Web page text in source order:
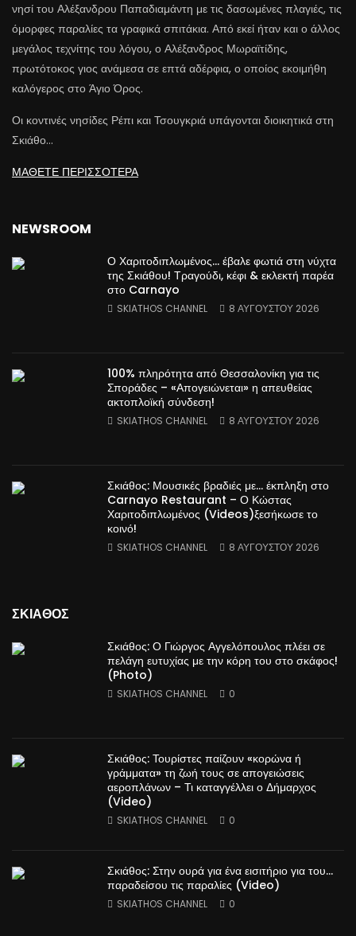
νησί του Αλέξανδρου Παπαδιαμάντη με τις δασωμένες πλαγιές, τις
όμορφες παραλίες τα γραφικά σπιτάκια. Από εκεί ήταν και ο άλλος
μεγάλος τεχνίτης του λόγου, ο Αλέξανδρος Μωραϊτίδης,
πρωτότοκος γιος ανάμεσα σε επτά αδέρφια, ο οποίος εκοιμήθη
καλόγερος στο Άγιο Όρος.
Οι κοντινές νησίδες Ρέπι και Τσουγκριά υπάγονται διοικητικά στη
Σκιάθο…
ΜΑΘΕΤΕ ΠΕΡΙΣΣΟΤΕΡΑ
NEWSROOM
Ο Χαριτοδιπλωμένος… έβαλε φωτιά στη νύχτα
της Σκιάθου! Τραγούδι, κέφι & εκλεκτή παρέα
στο Carnayo
SKIATHOS CHANNEL 8 ΑΥΓΟΎΣΤΟΥ 2026
100% πληρότητα από Θεσσαλονίκη για τις
Σποράδες – «Απογειώνεται» η απευθείας
ακτοπλοϊκή σύνδεση!
SKIATHOS CHANNEL 8 ΑΥΓΟΎΣΤΟΥ 2026
Σκιάθος: Μουσικές βραδιές με… έκπληξη στο
Carnayo Restaurant – Ο Κώστας
Χαριτοδιπλωμένος (Videos)ξεσήκωσε το
κοινό!
SKIATHOS CHANNEL 8 ΑΥΓΟΎΣΤΟΥ 2026
ΣΚΙΑΘΟΣ
Σκιάθος: Ο Γιώργος Αγγελόπουλος πλέει σε
πελάγη ευτυχίας με την κόρη του στο σκάφος!
(Photo)
SKIATHOS CHANNEL 0
Σκιάθος: Τουρίστες παίζουν «κορώνα ή
γράμματα» τη ζωή τους σε απογειώσεις
αεροπλάνων – Τι καταγγέλλει ο Δήμαρχος
(Video)
SKIATHOS CHANNEL 0
Σκιάθος: Στην ουρά για ένα εισιτήριο για του…
παραδείσου τις παραλίες (Video)
SKIATHOS CHANNEL 0